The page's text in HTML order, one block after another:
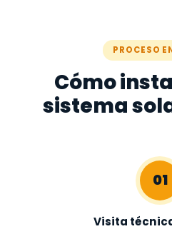
PROCESO
Cómo
sistema
01
Visita